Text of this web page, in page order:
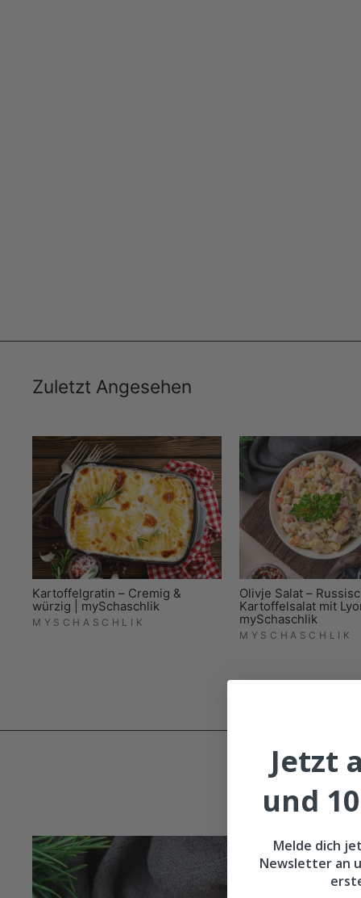
Zuletzt Angesehen
Kartoffelgratin – Cremig &
würzig | mySchaschlik
MYSCHASCHLIK
Olivje Salat –
Kartoffelsalat mit
mySchaschlik
MYSCHASCHLIK
Jetzt
und
Melde dich
Newsletter an